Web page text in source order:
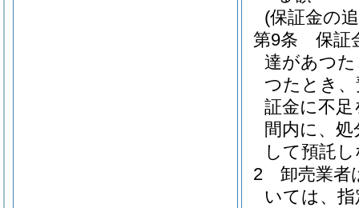
(保証金の
第9条
保証
達があつ
つたとき
証金に不
間内に、
して預託
2
卸売業者
いては、